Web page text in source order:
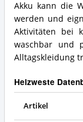
Akku kann die
werden und
Aktivitäten bei
waschbar und
Alltagskleidung
Heizweste
Artikel